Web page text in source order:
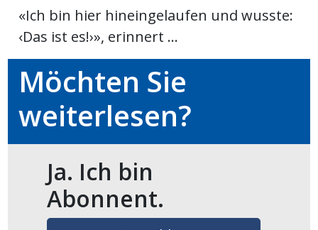
«Ich bin hier hineingelaufen und wusste:
‹Das ist es!›», erinnert ...
Möchten Sie
weiterlesen?
Ja. Ich bin
Abonnent.